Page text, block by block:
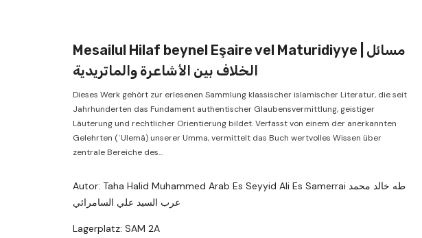
EUR
HUF
PLN
SEK
Mesailul Hilaf beynel Eşaire vel Maturidiyye | مسائل
الخلاف بين الأشاعرة والماتريدية
Dieses Werk gehört zur erlesenen Sammlung klassischer islamischer Literatur, die seit
Jahrhunderten das Fundament authentischer Glaubensvermittlung, geistiger
Läuterung und rechtlicher Orientierung bildet. Verfasst von einem der anerkannten
Gelehrten (ʿUlemâ) unserer Umma, vermittelt das Buch wertvolles Wissen über
zentrale Bereiche des...
Autor: Taha Halid Muhammed Arab Es Seyyid Ali Es Samerrai طه خالد محمد
عرب السيد علي السامرائي
Lagerplatz: SAM 2A